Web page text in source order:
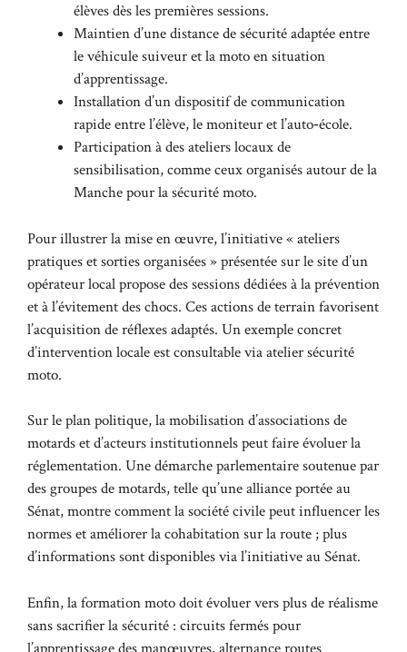
élèves dès les premières sessions.
Maintien d’une distance de sécurité adaptée entre
le véhicule suiveur et la moto en situation
d’apprentissage.
Installation d’un dispositif de communication
rapide entre l’élève, le moniteur et l’auto‑école.
Participation à des ateliers locaux de
sensibilisation, comme ceux organisés autour de la
Manche pour la sécurité moto.
Pour illustrer la mise en œuvre, l’initiative « ateliers
pratiques et sorties organisées » présentée sur le site d’un
opérateur local propose des sessions dédiées à la prévention
et à l’évitement des chocs. Ces actions de terrain favorisent
l’acquisition de réflexes adaptés. Un exemple concret
d’intervention locale est consultable viaatelier sécurité
moto.
Sur le plan politique, la mobilisation d’associations de
motards et d’acteurs institutionnels peut faire évoluer la
réglementation. Une démarche parlementaire soutenue par
des groupes de motards, telle qu’une alliance portée au
Sénat, montre comment la société civile peut influencer les
normes et améliorer la cohabitation sur la route ; plus
d’informations sont disponibles vial’initiative au Sénat.
Enfin, la formation moto doit évoluer vers plus de réalisme
sans sacrifier la sécurité : circuits fermés pour
l’apprentissage des manœuvres, alternance routes